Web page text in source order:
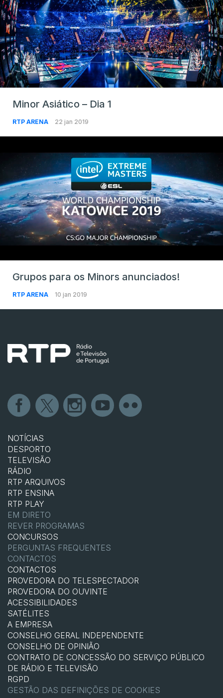
Minor Asiático – Dia 1
RTP ARENA 22 jan 2019
Grupos para os Minors anunciados!
RTP ARENA 10 jan 2019
NOTÍCIAS
DESPORTO
TELEVISÃO
RÁDIO
RTP ARQUIVOS
RTP ENSINA
RTP PLAY
EM DIRETO
REVER PROGRAMAS
CONCURSOS
PERGUNTAS FREQUENTES
CONTACTOS
CONTACTOS
PROVEDORA DO TELESPECTADOR
PROVEDORA DO OUVINTE
ACESSIBILIDADES
SATÉLITES
A EMPRESA
CONSELHO GERAL INDEPENDENTE
CONSELHO DE OPINIÃO
CONTRATO DE CONCESSÃO DO SERVIÇO PÚBLICO
DE RÁDIO E TELEVISÃO
RGPD
GESTÃO DAS DEFINIÇÕES DE COOKIES